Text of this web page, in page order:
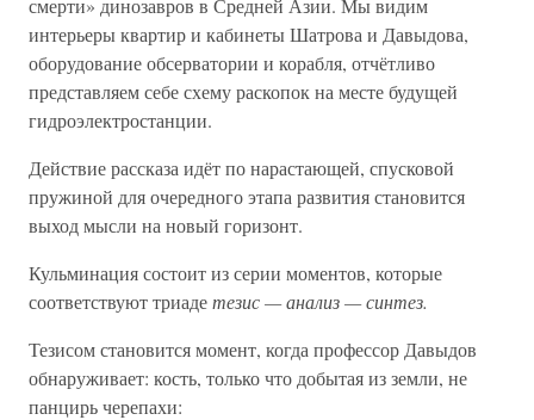
смерти» динозавров в Средней Азии. Мы видим
интерьеры квартир и кабинеты Шатрова и Давыдова,
оборудование обсерватории и корабля, отчётливо
представляем себе схему раскопок на месте будущей
гидроэлектростанции.
Действие рассказа идёт по нарастающей, спусковой
пружиной для очередного этапа развития становится
выход мысли на новый горизонт.
Кульминация состоит из серии моментов, которые
соответствуют триадетезис — анализ — синтез.
Тезисом становится момент, когда профессор Давыдов
обнаруживает: кость, только что добытая из земли, не
панцирь черепахи: